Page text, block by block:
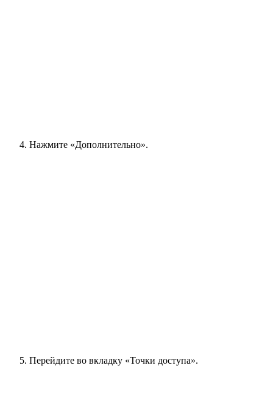
Нажмите «Дополнительно».
Перейдите во вкладку «Точки доступа».